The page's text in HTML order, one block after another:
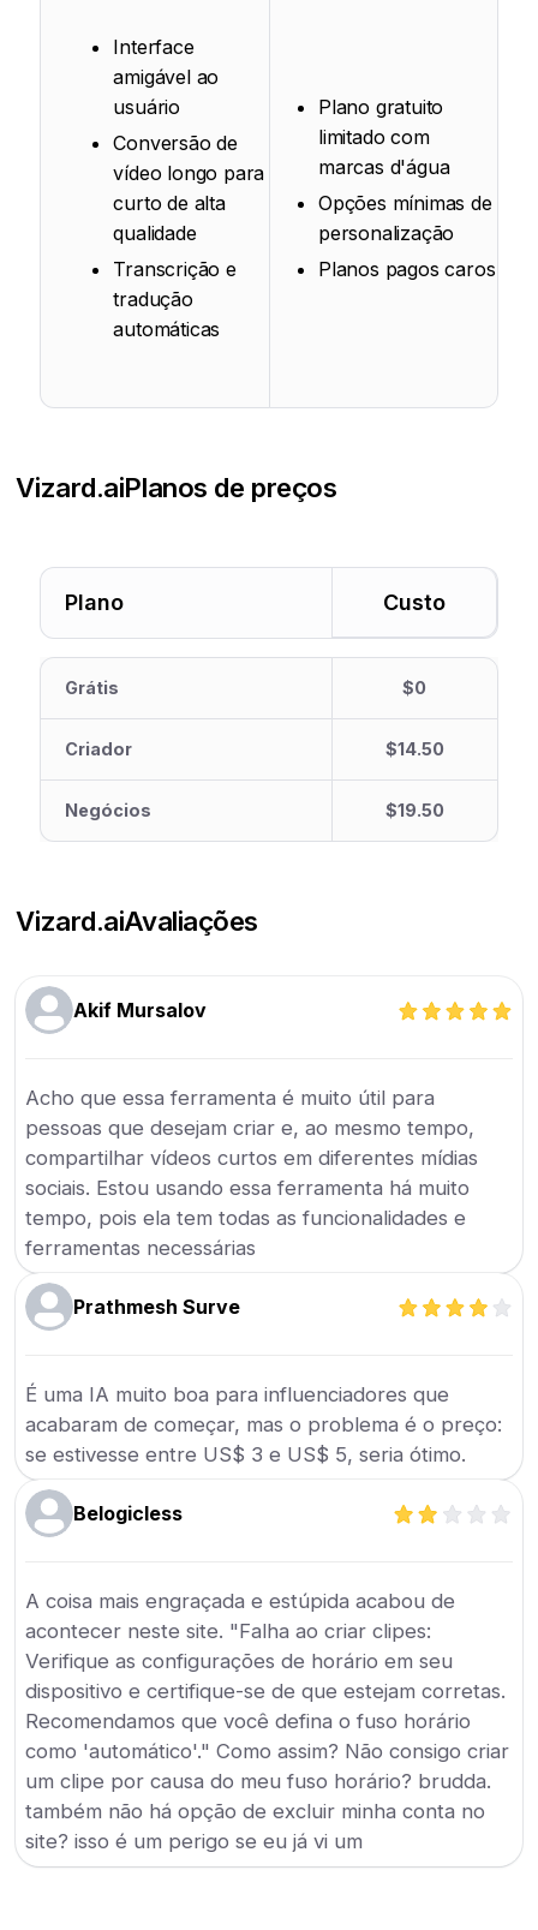
Interface
amigável ao
usuário
Conversão de
vídeo longo para
curto de alta
qualidade
Transcrição e
tradução
automáticas
Plano gratuito
limitado com
marcas d'água
Opções mínimas de
personalização
Planos pagos caros
Vizard.aiPlanos de preços
Plano Custo
Grátis $0
Criador $14.50
Negócios $19.50
Vizard.aiAvaliações
Akif Mursalov
Acho que essa ferramenta é muito útil para
pessoas que desejam criar e, ao mesmo tempo,
compartilhar vídeos curtos em diferentes mídias
sociais. Estou usando essa ferramenta há muito
tempo, pois ela tem todas as funcionalidades e
ferramentas necessárias
Prathmesh Surve
É uma IA muito boa para influenciadores que
acabaram de começar, mas o problema é o preço:
se estivesse entre US$ 3 e US$ 5, seria ótimo.
Belogicless
A coisa mais engraçada e estúpida acabou de
acontecer neste site. "Falha ao criar clipes:
Verifique as configurações de horário em seu
dispositivo e certifique-se de que estejam corretas.
Recomendamos que você defina o fuso horário
como 'automático'." Como assim? Não consigo criar
um clipe por causa do meu fuso horário? brudda.
também não há opção de excluir minha conta no
site? isso é um perigo se eu já vi um